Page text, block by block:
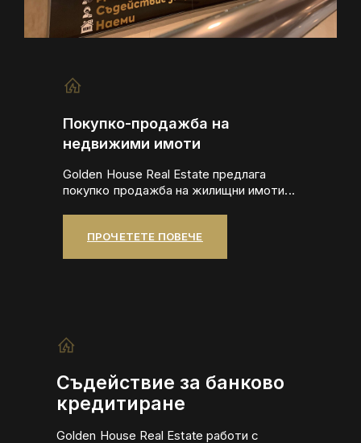
Покупко-продажба на
недвижими имоти
Golden House Real Estate предлага
покупко продажба на жилищни имоти...
ПРОЧЕТЕТЕ ПОВЕЧЕ
Съдействие за банково
кредитиране
Golden House Real Estate работи с